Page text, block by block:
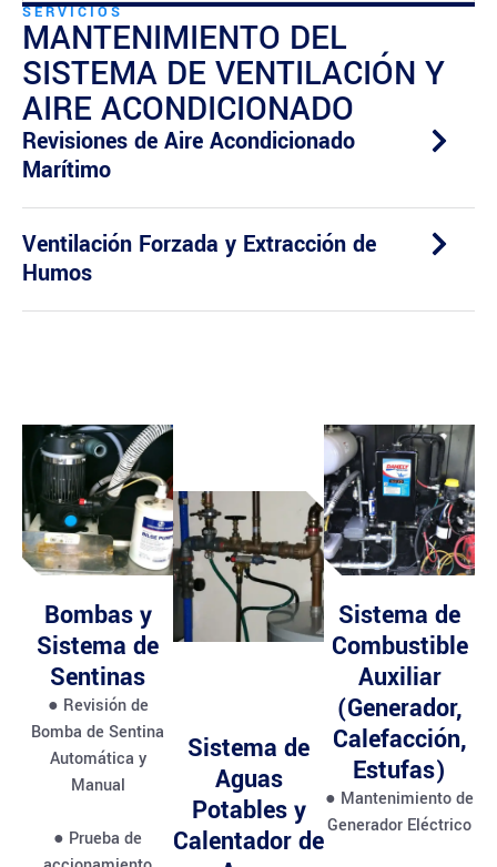
SERVICIOS
MANTENIMIENTO DEL
SISTEMA DE VENTILACIÓN Y
AIRE ACONDICIONADO
Revisiones de Aire Acondicionado
Marítimo
Ventilación Forzada y Extracción de
Humos
Bombas y
Sistema de
Sentinas
● Revisión de
Bomba de Sentina
Automática y
Manual
● Prueba de
Sistema de
Aguas
Potables y
Calentador de
Sistema de
Combustible
Auxiliar
(Generador,
Calefacción,
Estufas)
● Mantenimiento de
Generador Eléctrico